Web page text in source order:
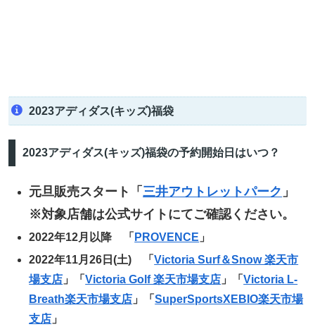
2023アディダス(キッズ)福袋
2023アディダス(キッズ)福袋の予約開始日はいつ？
元旦販売スタート「三井アウトレットパーク 」
※対象店舗は公式サイトにてご確認ください。
2022年12月以降 「 PROVENCE 」
2022年11月26日(土) 「Victoria Surf＆Snow 楽天市
場支店 」「Victoria Golf 楽天市場支店 」「Victoria L-
Breath楽天市場支店 」「SuperSportsXEBIO楽天市場
支店 」